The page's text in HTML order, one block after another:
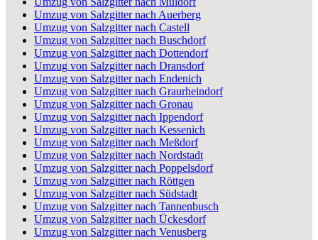
Umzug von Salzgitter nach Auerberg
Umzug von Salzgitter nach Castell
Umzug von Salzgitter nach Buschdorf
Umzug von Salzgitter nach Dottendorf
Umzug von Salzgitter nach Dransdorf
Umzug von Salzgitter nach Endenich
Umzug von Salzgitter nach Graurheindorf
Umzug von Salzgitter nach Gronau
Umzug von Salzgitter nach Ippendorf
Umzug von Salzgitter nach Kessenich
Umzug von Salzgitter nach Meßdorf
Umzug von Salzgitter nach Nordstadt
Umzug von Salzgitter nach Poppelsdorf
Umzug von Salzgitter nach Röttgen
Umzug von Salzgitter nach Südstadt
Umzug von Salzgitter nach Tannenbusch
Umzug von Salzgitter nach Ückesdorf
Umzug von Salzgitter nach Venusberg